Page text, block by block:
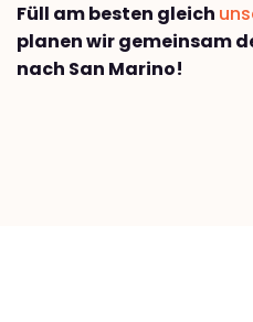
Füll am besten gleich
planen wir gemeinsam
nach San Marino!